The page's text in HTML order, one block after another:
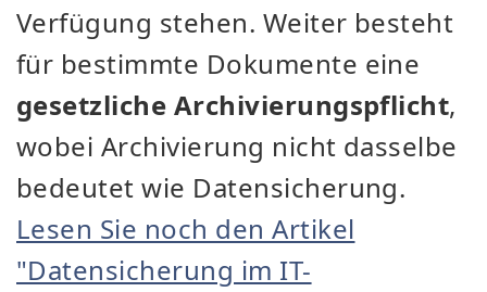
Verfügung stehen. Weiter besteht
für bestimmte Dokumente eine
gesetzliche Archivierungspflicht,
wobei Archivierung nicht dasselbe
bedeutet wie Datensicherung.
Lesen Sie noch den Artikel
"Datensicherung im IT-